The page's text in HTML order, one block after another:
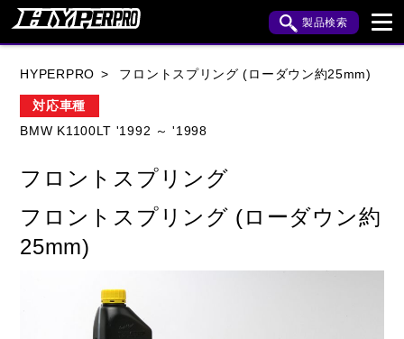
製品検索
BUELL
KTM
HYPERPRO フロントスプリング (ローダウン約25mm)
対応車種
BMW K1100LT '1992 ～ '1998
フロントスプリング
フロントスプリング (ローダウン約
25mm)